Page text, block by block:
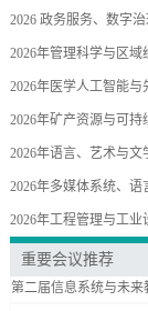
2026 政务服务、数字
2026年管理科学与区域
2026年医学人工智能与
2026年矿产资源与可持
2026年语言、艺术与
2026年多媒体系统、语
2026年工程管理与工业
重要会议推荐
第二届信息系统与未来